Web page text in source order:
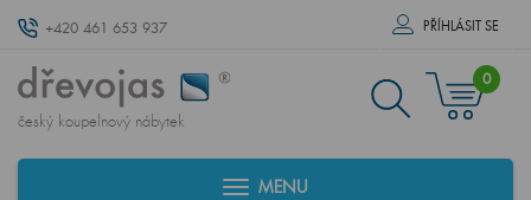
+420 461 653 937 PŘÍHLÁSIT SE
český koupelnový nábytek
0
MENU